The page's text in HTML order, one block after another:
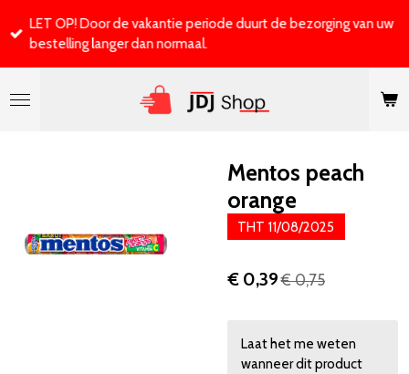
direct
hoofdinhoud
LET OP! Door de vakantie periode duurt de bezorging van uw
bestelling langer dan normaal.
Mentos peach
orange
THT 11/08/2025
€ 0,39 € 0,75
Laat het me weten
wanneer dit product